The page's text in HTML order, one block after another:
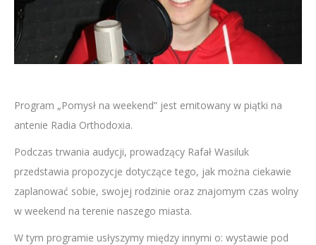
Program „Pomysł na weekend” jest emitowany w piątki na
antenie Radia Orthodoxia.
Podczas trwania audycji, prowadzący Rafał Wasiluk
przedstawia propozycje dotyczące tego, jak można ciekawie
zaplanować sobie, swojej rodzinie oraz znajomym czas wolny
w weekend na terenie naszego miasta.
W tym programie usłyszymy między innymi o: wystawie pod